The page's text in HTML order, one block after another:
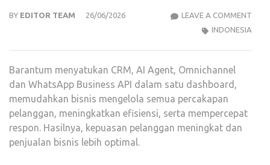
BY EDITOR TEAM 26/06/2026 LEAVE A COMMENT
INDONESIA
Barantum menyatukan CRM, AI Agent, Omnichannel
dan WhatsApp Business API dalam satu dashboard,
memudahkan bisnis mengelola semua percakapan
pelanggan, meningkatkan efisiensi, serta mempercepat
respon. Hasilnya, kepuasan pelanggan meningkat dan
penjualan bisnis lebih optimal.